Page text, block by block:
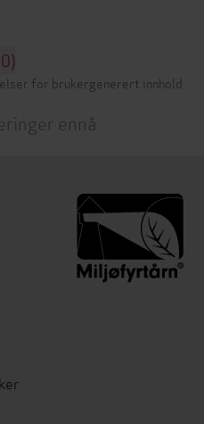
for brukergenerert innhold
ennå